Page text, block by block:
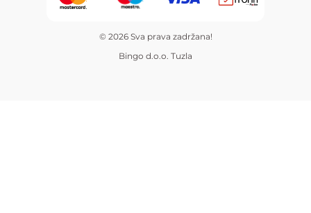
© 2026 Sva prava zadržana!
Bingo d.o.o. Tuzla